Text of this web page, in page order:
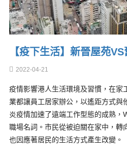
【疫下生活】新晉屋苑
2022-04-21
疫情影響港人生活環境及習慣，在家
業都讓員工居家辦公，以遙距方式與
炎疫情加速了遠端工作型態的成熟，
職場名詞。市民從被迫關在家中，轉
也因應著居民的生活方式產生改變。